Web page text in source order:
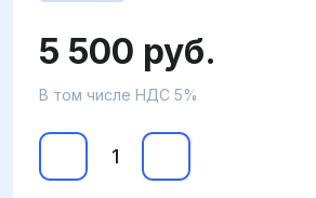
5 500 руб.
В том числе НДС 5%